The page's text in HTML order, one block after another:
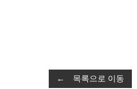
연구부소개
← 목록으로 이동